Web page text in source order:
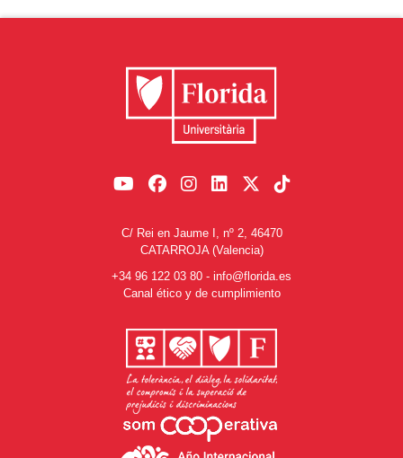
C/ Rei en Jaume I, nº 2, 46470
CATARROJA (Valencia)
+34 96 122 03 80 - info@florida.es
Canal ético y de cumplimiento